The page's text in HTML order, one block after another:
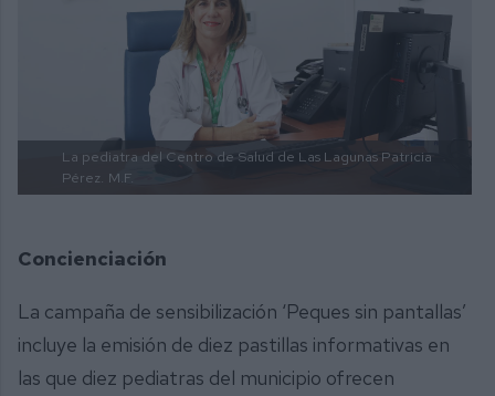
La pediatra del Centro de Salud de Las Lagunas Patricia
Pérez. M.F.
Concienciación
La campaña de sensibilización ‘Peques sin pantallas’
incluye la emisión de diez pastillas informativas en
las que diez pediatras del municipio ofrecen